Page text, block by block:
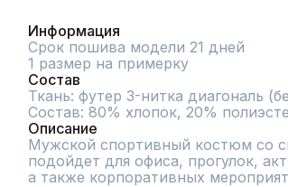
Информация
Срок пошива модели 21 дней
1 размер на примерку
Состав
Ткань: футер 3-нитка диагональ
Состав: 80% хлопок, 20%
Описание
Мужской спортивный костюм со
подойдет для офиса, прогулок,
а также корпоративных